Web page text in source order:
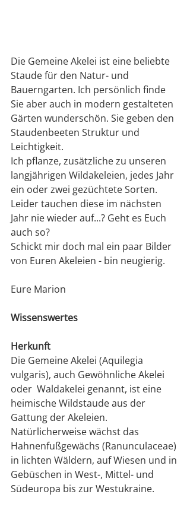
Die Gemeine Akelei ist eine beliebte
Staude für den Natur- und
Bauerngarten. Ich persönlich finde
Sie aber auch in modern gestalteten
Gärten wunderschön. Sie geben den
Staudenbeeten Struktur und
Leichtigkeit.
Ich pflanze, zusätzliche zu unseren
langjährigen Wildakeleien, jedes Jahr
ein oder zwei gezüchtete Sorten.
Leider tauchen diese im nächsten
Jahr nie wieder auf...? Geht es Euch
auch so?
Schickt mir doch mal ein paar Bilder
von Euren Akeleien - bin neugierig.
Eure Marion
Wissenswertes
Herkunft
Die Gemeine Akelei (Aquilegia
vulgaris), auch Gewöhnliche Akelei
oder  Waldakelei genannt, ist eine
heimische Wildstaude aus der
Gattung der Akeleien.
Natürlicherweise wächst das
Hahnenfußgewächs (Ranunculaceae)
in lichten Wäldern, auf Wiesen und in
Gebüschen in West-, Mittel- und
Südeuropa bis zur Westukraine.